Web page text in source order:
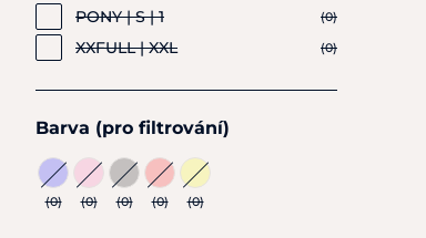
PONY | S | 1 (0)
XXFULL | XXL (0)
Barva (pro filtrování)
(0) (0) (0) (0) (0)